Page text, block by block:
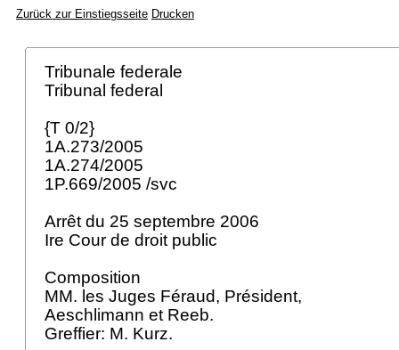
Zurück zur Einstiegsseite Drucken
Tribunale federale
Tribunal federal
{T 0/2}
1A.273/2005
1A.274/2005
1P.669/2005 /svc
Arrêt du 25 septembre 2006
Ire Cour de droit public
Composition
MM. les Juges Féraud, Président,
Aeschlimann et Reeb.
Greffier: M. Kurz.